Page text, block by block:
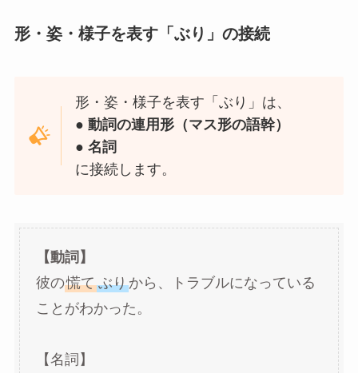
形・姿・様子を表す「ぶり」の接続
形・姿・様子を表す「ぶり」は、
● 動詞の連用形（マス形の語幹）
● 名詞
に接続します。
【動詞】
彼の慌て ぶりから、トラブルになっている
ことがわかった。
【名詞】